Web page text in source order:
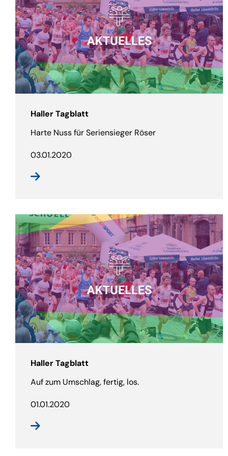
Haller Tagblatt
Harte Nuss für Seriensieger Röser
03.01.2020
Haller Tagblatt
Auf zum Umschlag, fertig, los.
01.01.2020